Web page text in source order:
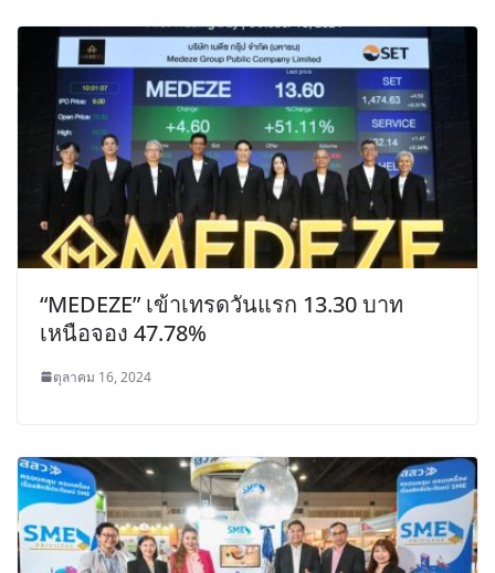
“MEDEZE” เข้าเทรดวันแรก 13.30 บาท
เหนือจอง 47.78%
ตุลาคม 16, 2024